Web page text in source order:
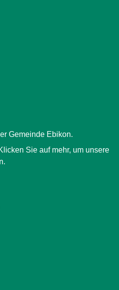
Gemeinde Ebikon.
Sie auf mehr, um unsere